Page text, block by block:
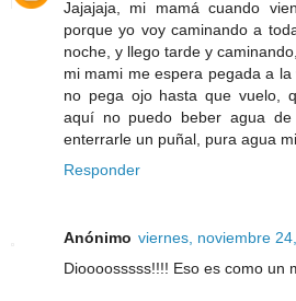
Jajajaja, mi mamá cuando
porque yo voy caminando a
noche, y llego tarde y
mi mami me espera pegada a
no pega ojo hasta que vuelo,
aquí no puedo beber agua
enterrarle un puñal, pura agua
Responder
Anónimo viernes, noviembre
Dioooosssss!!!! Eso es como un